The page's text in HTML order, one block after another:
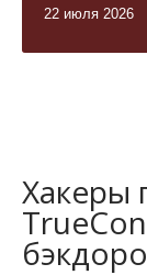
22 июля 2026
Хакеры